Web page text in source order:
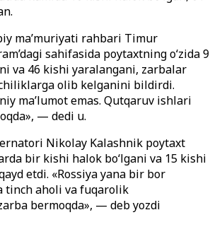
ma’muriyati rahbari Timur
sahifasida poytaxtning o‘zida 9
va 46 kishi yaralangani, zarbalar
olib kelganini bildirdi.
ma’lumot emas. Qutqaruv ishlari
— dedi u.
Nikolay Kalashnik poytaxt
bir kishi halok bo‘lgani va 15 kishi
etdi. «Rossiya yana bir bor
tinch aholi va fuqarolik
bermoqda», — deb yozdi